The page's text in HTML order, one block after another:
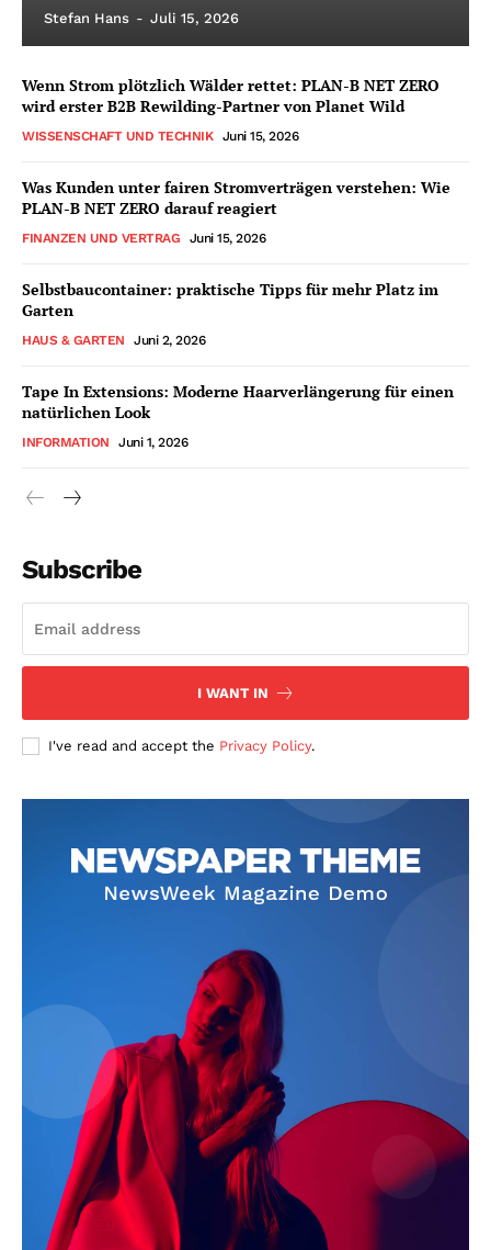
Stefan Hans - Juli 15, 2026
Wenn Strom plötzlich Wälder rettet: PLAN-B NET ZERO
wird erster B2B Rewilding-Partner von Planet Wild
WISSENSCHAFT UND TECHNIK Juni 15, 2026
Was Kunden unter fairen Stromverträgen verstehen: Wie
PLAN-B NET ZERO darauf reagiert
FINANZEN UND VERTRAG Juni 15, 2026
Selbstbaucontainer: praktische Tipps für mehr Platz im
Garten
HAUS & GARTEN Juni 2, 2026
Tape In Extensions: Moderne Haarverlängerung für einen
natürlichen Look
INFORMATION Juni 1, 2026
Subscribe
I WANT IN
I've read and accept the Privacy Policy.